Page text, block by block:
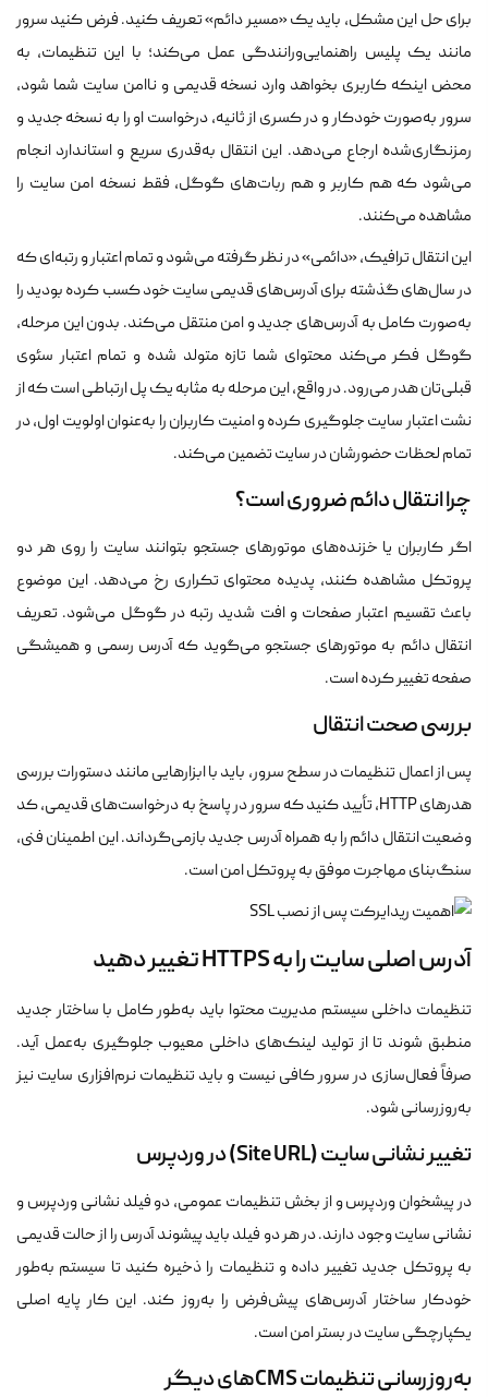
برای حل این مشکل، باید یک «مسیر دائم» تعریف کنید. فرض کنید سرور
مانند یک پلیس راهنمایی‌ورانندگی عمل می‌کند؛ با این تنظیمات، به
محض اینکه کاربری بخواهد وارد نسخه قدیمی و ناامن سایت شما شود،
سرور به‌صورت خودکار و در کسری از ثانیه، درخواست او را به نسخه جدید و
رمزنگاری‌شده ارجاع می‌دهد. این انتقال به‌قدری سریع و استاندارد انجام
می‌شود که هم کاربر و هم ربات‌های گوگل، فقط نسخه امن سایت را
مشاهده می‌کنند.
این انتقال ترافیک، «دائمی» در نظر گرفته می‌شود و تمام اعتبار و رتبه‌ای که
در سال‌های گذشته برای آدرس‌های قدیمی سایت خود کسب کرده بودید را
به‌صورت کامل به آدرس‌های جدید و امن منتقل می‌کند. بدون این مرحله،
گوگل فکر می‌کند محتوای شما تازه متولد شده و تمام اعتبار سئوی
قبلی‌تان هدر می‌رود. در واقع، این مرحله به مثابه یک پل ارتباطی است که از
نشت اعتبار سایت جلوگیری کرده و امنیت کاربران را به‌عنوان اولویت اول، در
تمام لحظات حضورشان در سایت تضمین می‌کند.
چرا انتقال دائم ضروری است؟
اگر کاربران یا خزنده‌های موتورهای جستجو بتوانند سایت را روی هر دو
پروتکل مشاهده کنند، پدیده محتوای تکراری رخ می‌دهد. این موضوع
باعث تقسیم اعتبار صفحات و افت شدید رتبه در گوگل می‌شود. تعریف
انتقال دائم به موتورهای جستجو می‌گوید که آدرس رسمی و همیشگی
صفحه تغییر کرده است.
بررسی صحت انتقال
پس از اعمال تنظیمات در سطح سرور، باید با ابزارهایی مانند دستورات بررسی
هدرهای HTTP، تأیید کنید که سرور در پاسخ به درخواست‌های قدیمی، کد
وضعیت انتقال دائم را به همراه آدرس جدید بازمی‌گرداند. این اطمینان فنی،
سنگ‌بنای مهاجرت موفق به پروتکل امن است.
آدرس اصلی سایت را به HTTPS تغییر دهید
تنظیمات داخلی سیستم مدیریت محتوا باید به‌طور کامل با ساختار جدید
منطبق شوند تا از تولید لینک‌های داخلی معیوب جلوگیری به‌عمل آید.
صرفاً فعال‌سازی در سرور کافی نیست و باید تنظیمات نرم‌افزاری سایت نیز
به‌روزرسانی شود.
تغییر نشانی سایت (Site URL) در وردپرس
در پیشخوان وردپرس و از بخش تنظیمات عمومی، دو فیلد نشانی وردپرس و
نشانی سایت وجود دارند. در هر دو فیلد باید پیشوند آدرس را از حالت قدیمی
به پروتکل جدید تغییر داده و تنظیمات را ذخیره کنید تا سیستم به‌طور
خودکار ساختار آدرس‌های پیش‌فرض را به‌روز کند. این کار پایه اصلی
یکپارچگی سایت در بستر امن است.
به‌روزرسانی تنظیمات CMSهای دیگر